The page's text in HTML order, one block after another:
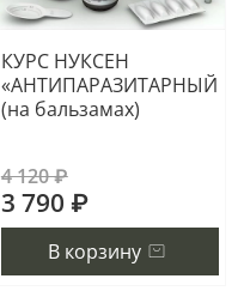
КУРС НУКСЕН
«АНТИПАРАЗИТАРНЫЙ
(на бальзамах)
4 120 ₽
3 790 ₽
В корзину